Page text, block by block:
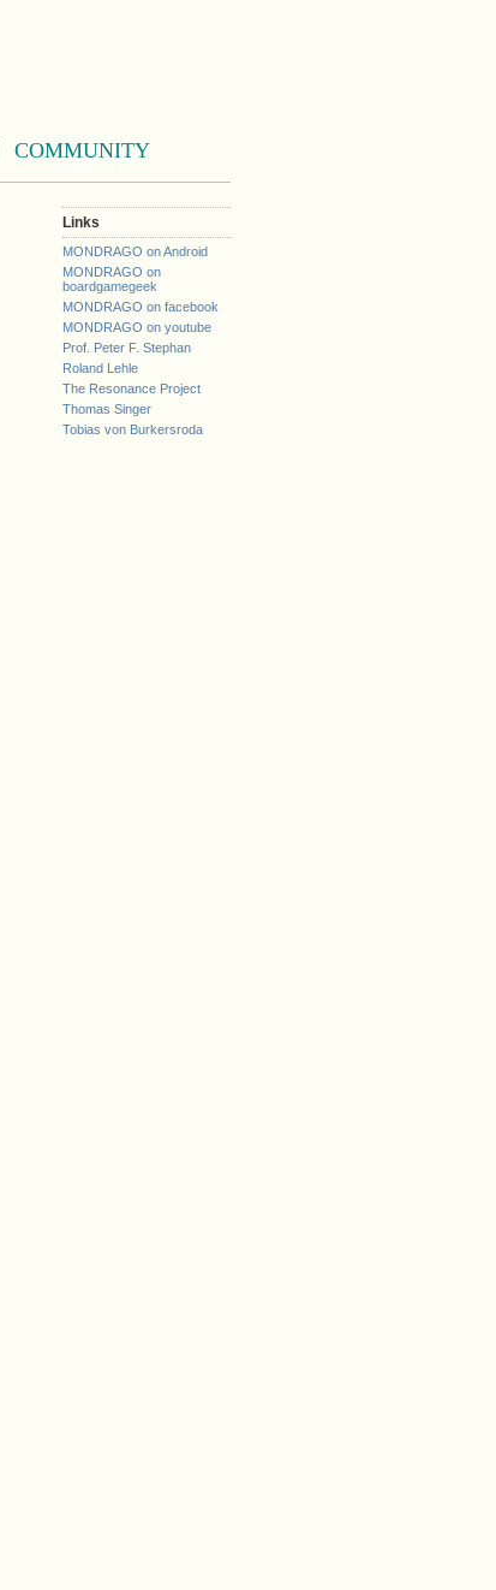
COMMUNITY
Links
MONDRAGO on Android
MONDRAGO on
boardgamegeek
MONDRAGO on facebook
MONDRAGO on youtube
Prof. Peter F. Stephan
Roland Lehle
The Resonance Project
Thomas Singer
Tobias von Burkersroda